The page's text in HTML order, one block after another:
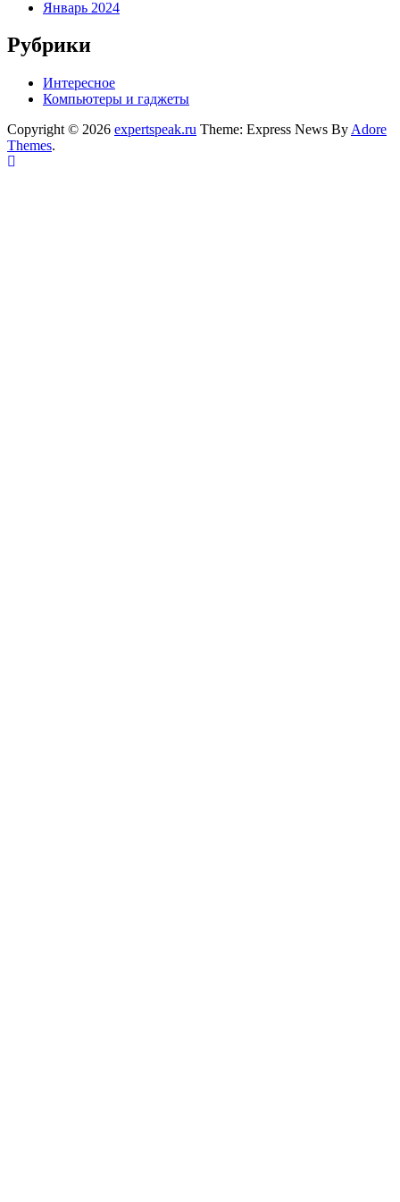
Январь 2024
Рубрики
Интересное
Компьютеры и гаджеты
Copyright © 2026 expertspeak.ru Theme: Express News By Adore
Themes.